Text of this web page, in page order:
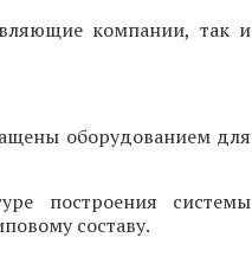
компании, так и
оборудованием для
построения системы
составу.